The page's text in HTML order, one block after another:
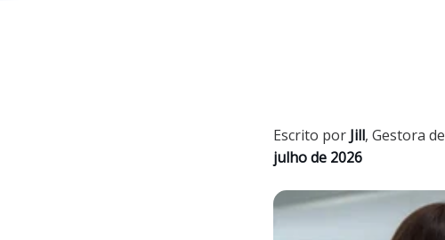
Escrito por Jill, Gestora
julho de 2026